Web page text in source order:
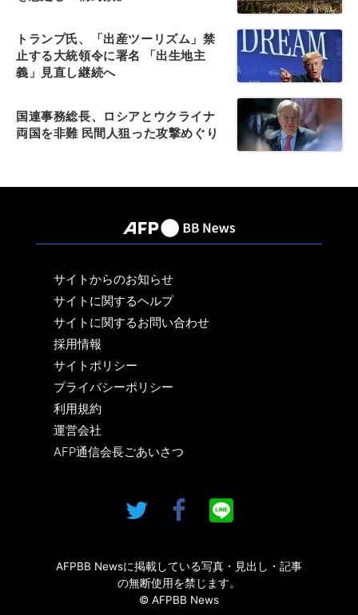
トランプ氏、「出産ツーリズム」禁
止する大統領令に署名 「出生地主
義」見直し継続へ
国連事務総長、ロシアとウクライナ
両国を非難 民間人狙った攻撃めぐり
サイトからのお知らせ
サイトに関するヘルプ
サイトに関するお問い合わせ
採用情報
サイトポリシー
プライバシーポリシー
利用規約
運営会社
AFP通信会長ごあいさつ
AFPBB Newsに掲載している写真・見出し・記事
の無断使用を禁じます。
© AFPBB News